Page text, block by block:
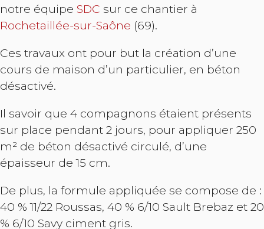
notre équipe SDC sur ce chantier à
Rochetaillée-sur-Saône (69).
Ces travaux ont pour but la création d’une
cours de maison d’un particulier, en béton
désactivé.
Il savoir que 4 compagnons étaient présents
sur place pendant 2 jours, pour appliquer 250
m² de béton désactivé circulé, d’une
épaisseur de 15 cm.
De plus, la formule appliquée se compose de :
40 % 11/22 Roussas, 40 % 6/10 Sault Brebaz et 20
% 6/10 Savy ciment gris.